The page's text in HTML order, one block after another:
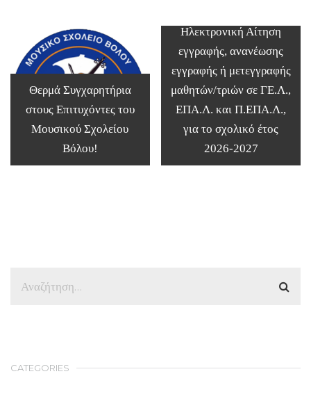
Θερμά Συγχαρητήρια
στους Επιτυχόντες του
Μουσικού Σχολείου
Βόλου!
Ηλεκτρονική Αίτηση
εγγραφής, ανανέωσης
εγγραφής ή μετεγγραφής
μαθητών/τριών σε ΓΕ.Λ.,
ΕΠΑ.Λ. και Π.ΕΠΑ.Λ.,
για το σχολικό έτος
2026-2027
CATEGORIES